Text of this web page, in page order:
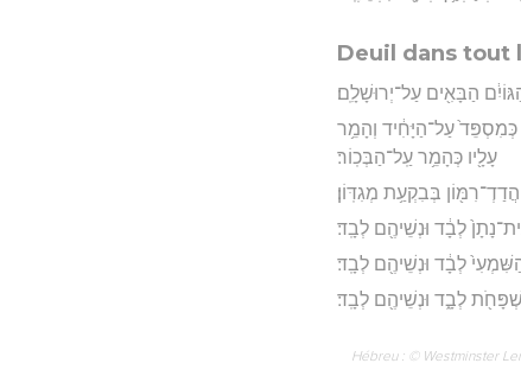
Deuil dans tout
הַבָּאִ֖ים עַל־יְרוּשָׁלִָֽם׃
כְּמִסְפֵּד֙ עַל־הַיָּחִ֔יד וְהָמֵ֥ר
עָלָ֖יו כְּהָמֵ֥ר עַֽל־הַבְּכֽוֹר׃
בְּבִקְעַ֥ת מְגִדּֽוֹן׃
לְבָ֔ד וּנְשֵׁיהֶ֖ם לְבָֽד׃
לְבָ֔ד וּנְשֵׁיהֶ֖ם לְבָֽד׃
לְבָ֑ד וּנְשֵׁיהֶ֖ם לְבָֽד׃
Hébreu : © Westminster